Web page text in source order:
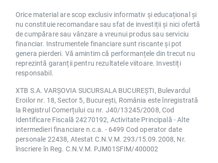
Orice material are scop exclusiv informativ și educațional și
nu constituie recomandare sau sfat de investiții și nici ofertă
de cumpărare sau vânzare a vreunui produs sau serviciu
financiar. Instrumentele financiare sunt riscante și pot
genera pierderi. Vă amintim că performanțele din trecut nu
reprezintă garanții pentru rezultatele viitoare. Investiți
responsabil.
XTB S.A. VARȘOVIA SUCURSALA BUCUREȘTI, Bulevardul
Eroilor nr. 18, Sector 5, București, România este înregistrată
la Registrul Comerțului cu nr. J40/13245/2008, Cod
Identificare Fiscală 24270192, Activitate Principală - Alte
intermedieri financiare n.c.a. - 6499 Cod operator date
personale 22438, Atestat C.N.V.M. 293/15.09.2008, Nr.
înscriere în Reg. C.N.V.M. PJM01SFIM/400002